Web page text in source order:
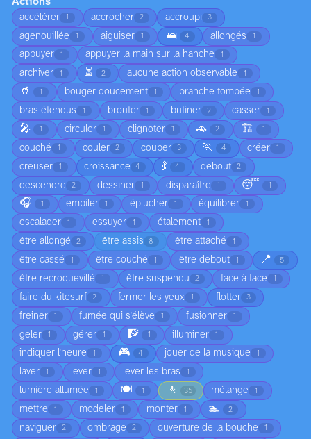
accélérer 1 accrocher 2 accroupi 3
agenouillée 1 aiguiser 1 🛌 4 allongés 1
appuyer 1 appuyer la main sur la hanche 1
archiver 1 ⏳ 2 aucune action observable 1
🥤 1 bouger doucement 1 branche tombée 1
bras étendus 1 brouter 1 butiner 2 casser 1
🎤 1 circuler 1 clignoter 1 🚗 2 🏗️ 1
couché 1 couler 2 couper 3 🏃 4 créer 1
creuser 1 croissance 4 💃 4 debout 2
descendre 2 dessiner 1 disparaître 1 😴 1
🎧 1 empiler 1 éplucher 1 équilibrer 1
escalader 1 essuyer 1 étalement 1
être allongé 2 être assis 8 être attaché 1
être cassé 1 être couché 1 être debout 1 📍 5
être recroquevillé 1 être suspendu 2 face à face 1
faire du kitesurf 2 fermer les yeux 1 flotter 3
freiner 1 fumée qui s'élève 1 fusionner 1
geler 1 gérer 1 🧗 1 illuminer 1
indiquer l'heure 1 🎮 4 jouer de la musique 1
laver 1 lever 1 lever les bras 1
lumière allumée 1 🍽️ 1 🚶 35 mélange 1
mettre 1 modeler 1 monter 1 🏊 2
naviguer 2 ombrage 2 ouverture de la bouche 1